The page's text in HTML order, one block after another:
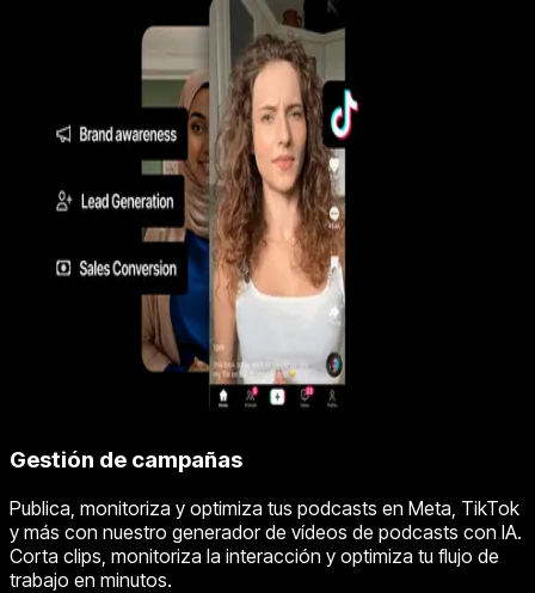
Gestión de campañas
Publica, monitoriza y optimiza tus podcasts en Meta, TikTok
y más con nuestro generador de vídeos de podcasts con IA.
Corta clips, monitoriza la interacción y optimiza tu flujo de
trabajo en minutos.